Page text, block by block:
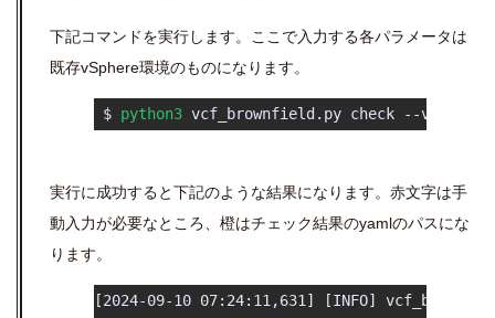
下記コマンドを実行します。ここで入力する各パラメータは
既存vSphere環境のものになります。
$ python3 vcf_brownfield.py check --vcenter
実行に成功すると下記のような結果になります。赤文字は手
動入力が必要なところ、橙はチェック結果のyamlのパスにな
ります。